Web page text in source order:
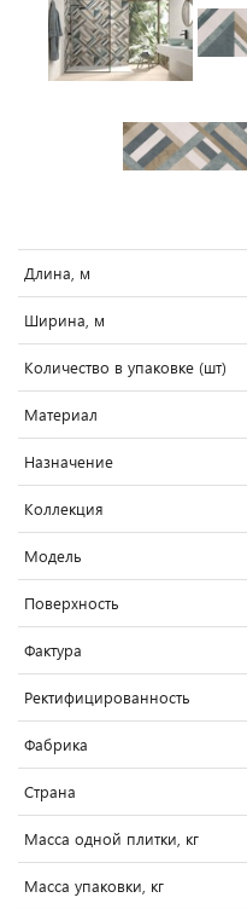
Длина, м
Ширина, м
Количество в упаковке (шт)
Материал
Назначение
Коллекция
Модель
Поверхность
Фактура
Ректифицированность
Фабрика
Страна
Масса одной плитки, кг
Масса упаковки, кг